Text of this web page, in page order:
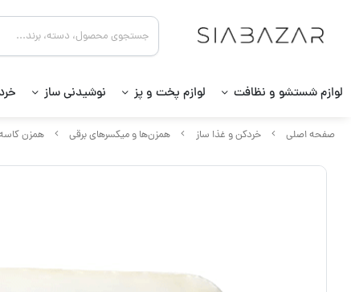
لوازم شستشو و نظافت لوازم پخت و پز نوشیدنی ساز
صفحه اصلی خردکن و غذا ساز همزن‌ها و میکسرهای برقی همزن